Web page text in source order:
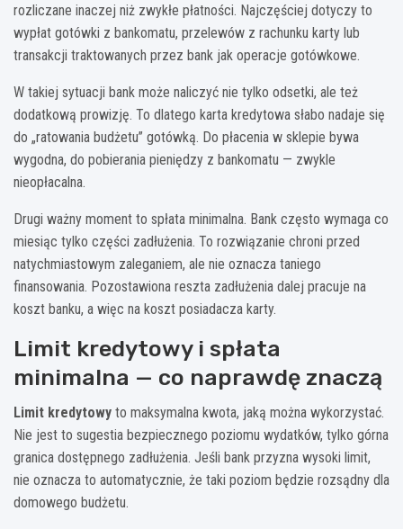
rozliczane inaczej niż zwykłe płatności. Najczęściej dotyczy to
wypłat gotówki z bankomatu, przelewów z rachunku karty lub
transakcji traktowanych przez bank jak operacje gotówkowe.
W takiej sytuacji bank może naliczyć nie tylko odsetki, ale też
dodatkową prowizję. To dlatego karta kredytowa słabo nadaje się
do „ratowania budżetu” gotówką. Do płacenia w sklepie bywa
wygodna, do pobierania pieniędzy z bankomatu — zwykle
nieopłacalna.
Drugi ważny moment to spłata minimalna. Bank często wymaga co
miesiąc tylko części zadłużenia. To rozwiązanie chroni przed
natychmiastowym zaleganiem, ale nie oznacza taniego
finansowania. Pozostawiona reszta zadłużenia dalej pracuje na
koszt banku, a więc na koszt posiadacza karty.
Limit kredytowy i spłata
minimalna — co naprawdę znaczą
Limit kredytowy to maksymalna kwota, jaką można wykorzystać.
Nie jest to sugestia bezpiecznego poziomu wydatków, tylko górna
granica dostępnego zadłużenia. Jeśli bank przyzna wysoki limit,
nie oznacza to automatycznie, że taki poziom będzie rozsądny dla
domowego budżetu.